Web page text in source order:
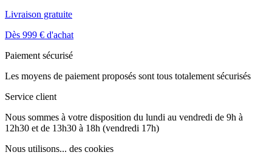
Livraison gratuite
Dès 999 € d'achat
Paiement sécurisé
Les moyens de paiement proposés sont tous totalement sécurisés
Service client
Nous sommes à votre disposition du lundi au vendredi de 9h à
12h30 et de 13h30 à 18h (vendredi 17h)
Nous utilisons... des cookies